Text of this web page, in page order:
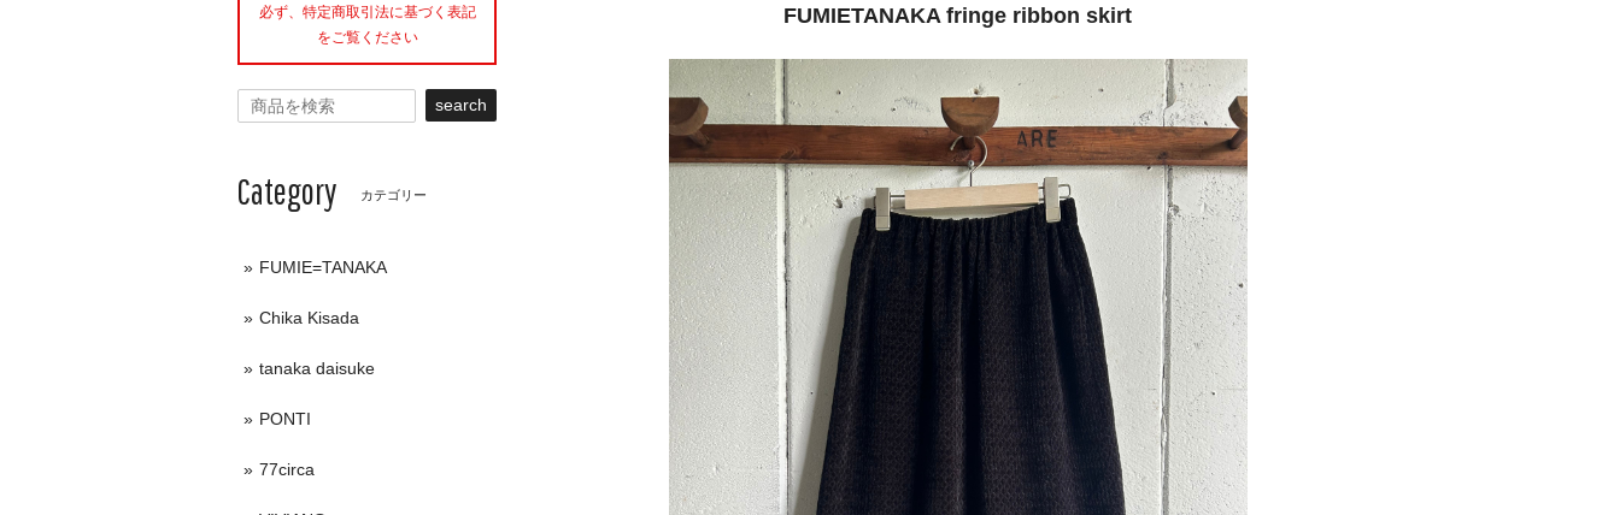
FUMIETANAKA fringe ribbon skirt
必ず、特定商取引法に基づく表記
をご覧ください
search
Category カテゴリー
FUMIE=TANAKA
Chika Kisada
tanaka daisuke
PONTI
77circa